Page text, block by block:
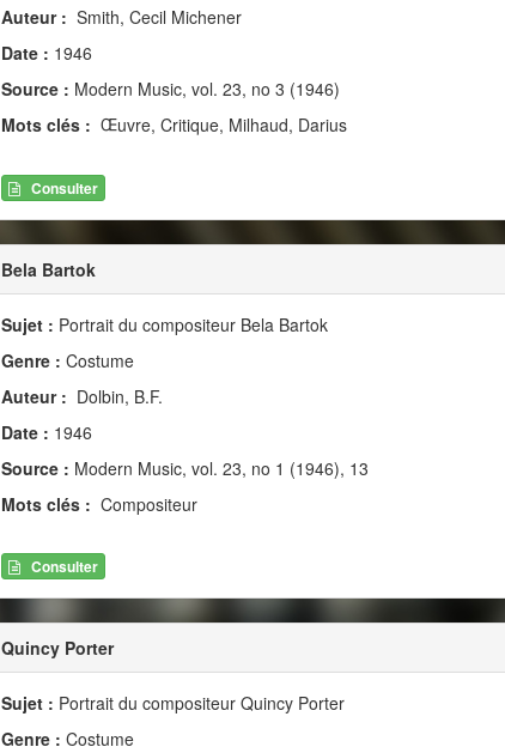
Auteur : Smith, Cecil Michener
Date : 1946
Source : Modern Music, vol. 23, no 3 (1946)
Mots clés : Œuvre, Critique, Milhaud, Darius
Consulter
Bela Bartok
Sujet : Portrait du compositeur Bela Bartok
Genre : Costume
Auteur : Dolbin, B.F.
Date : 1946
Source : Modern Music, vol. 23, no 1 (1946), 13
Mots clés : Compositeur
Consulter
Quincy Porter
Sujet : Portrait du compositeur Quincy Porter
Genre : Costume